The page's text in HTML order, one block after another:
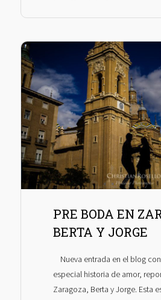
PRE BODA EN
BERTA Y JORGE
Nueva entrada en el blog
especial historia de amor,
Zaragoza, Berta y Jorge. Esta